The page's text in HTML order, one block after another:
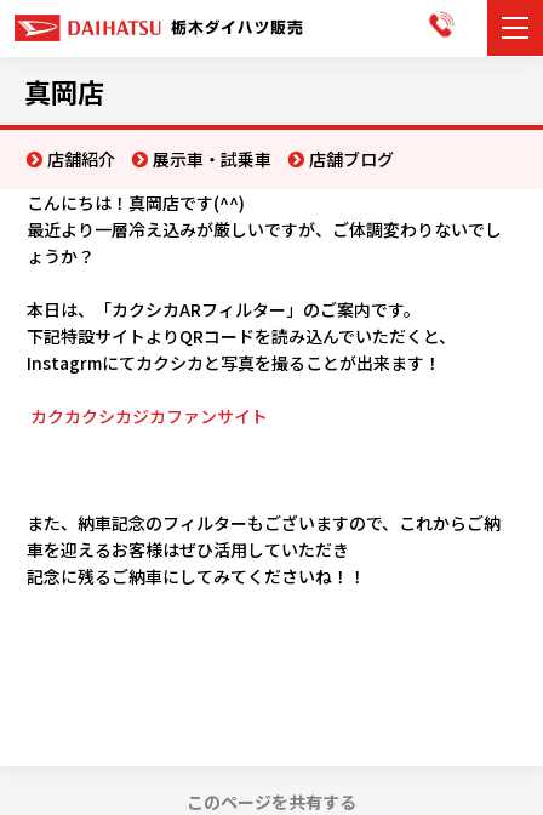
展示車・試乗車
イベント・キャンペーン
会社情報
真岡店
店舗紹介 展示車・試乗車
店舗ブログ
こんにちは！真岡店です(^^)
最近より一層冷え込みが厳しいですが、ご体調変わりないでし
ょうか？
本日は、「カクシカARフィルター」のご案内です。
下記特設サイトよりQRコードを読み込んでいただくと、
Instagrmにてカクシカと写真を撮ることが出来ます！
カクカクシカジカファンサイト
また、納車記念のフィルターもございますので、これからご納
車を迎えるお客様はぜひ活用していただき
記念に残るご納車にしてみてくださいね！！
このページを共有する